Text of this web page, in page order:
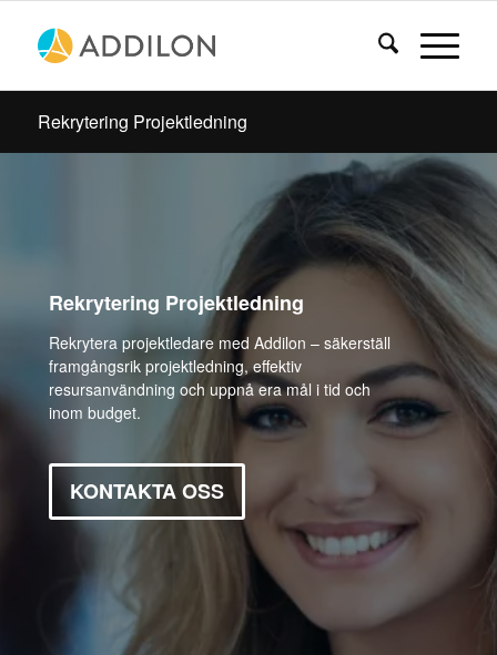
Rekrytering Projektledning
Rekrytering Projektledning
Rekrytera projektledare med Addilon – säkerställ
framgångsrik projektledning, effektiv
resursanvändning och uppnå era mål i tid och
inom budget.
KONTAKTA OSS